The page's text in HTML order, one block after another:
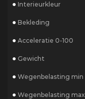
Interieurkleur
Bekleding
Acceleratie 0-100
Gewicht
Wegenbelasting min
Wegenbelasting max